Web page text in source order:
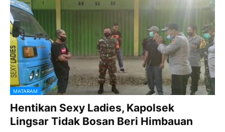
MATARAM
Hentikan Sexy Ladies, Kapolsek
Lingsar Tidak Bosan Beri Himbauan